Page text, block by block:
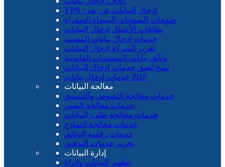
VPN / إدخال البيانات عن بعد
صفحات الصفحات البيضاء الصفراء
بطاقات الأعمال إدخال البيانات
خدمات إدخال بيانات المستند
تقرير الشركة إدخال البيانات
وثائق بيانات المستندات القانونية
نسخ لصق خدمات إدخال البيانات
خدمات إدخال بيانات PDF
معالجة البيانات
خدمات معالجة النصوص والتنسيق
خدمات معالجة الصور
خدمات معالجة طلب البيانات
خدمات معالجة النماذج
خدمات رقمنة الوثائق
تحرير خدمات التدقيق
إدارة البيانات
تطهير البيانات وإثراء